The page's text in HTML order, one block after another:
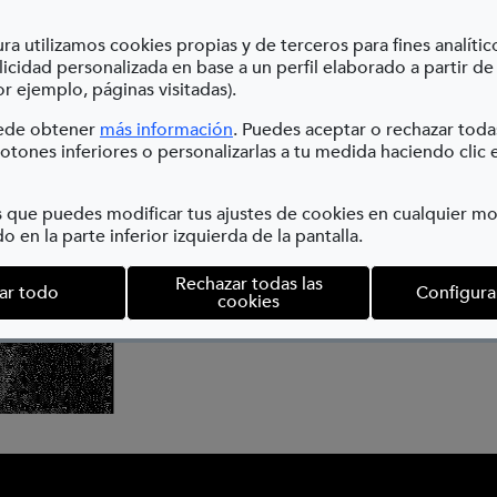
utilizamos cookies propias y de terceros para fines
personalizada en base a un perfil elaborado a partir
ejemplo, páginas visitadas).
obtener más información(Abre en nueva ventana)
. Puedes aceptar o rechazar
inferiores o personalizarlas a tu medida haciendo clic
que puedes modificar tus ajustes de cookies en cualquier
en la parte inferior izquierda de la pantalla.
todo Rechazar todas las
cookies
2010).
1975